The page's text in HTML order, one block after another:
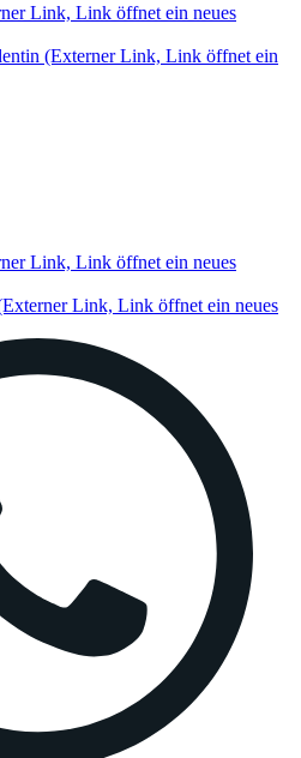
Link, Link öffnet ein neues
(Externer Link, Link öffnet ein
Link, Link öffnet ein neues
Link, Link öffnet ein neues